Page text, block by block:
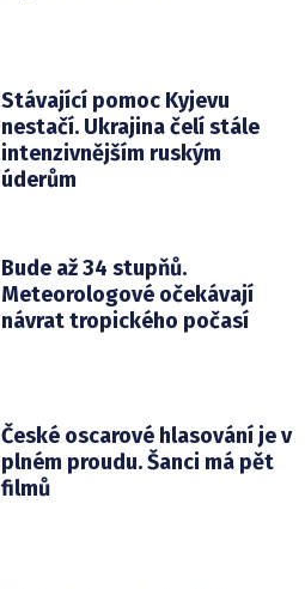
Stávající pomoc Kyjevu
nestačí. Ukrajina čelí stále
intenzivnějším ruským
úderům
Bude až 34 stupňů.
Meteorologové očekávají
návrat tropického počasí
České oscarové hlasování je v
plném proudu. Šanci má pět
filmů